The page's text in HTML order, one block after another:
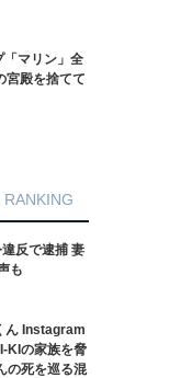
「マリン」全
殿を捨てて
RANKING
反で逮捕 妻
も
ん Instagram
KIの家族を脅
の死を巡る混